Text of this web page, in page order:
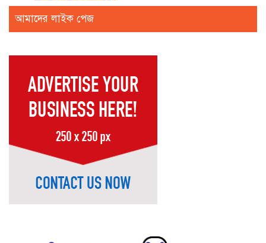
৫
ফেইসবুক লাইভে সাকিবকে
হুমকিদাতা সুনামগঞ্জে আটক
৭
পুলিশি হামলার প্রতিবাদ
আমাদের লাইক পেজ